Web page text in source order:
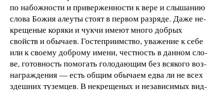
по на­бож­но­с­ти и при­вер­жен­но­с­ти к ве­ре и слы­ша­нию
сло­ва Бо­жия але­у­ты сто­ят в пер­вом раз­ря­де. Да­же не­
кре­ще­ные ко­ря­ки и чук­чи име­ют мно­го до­б­рых
свойств и обы­ча­ев. Гос­те­при­им­ст­во, ува­же­ние к се­бе
или к сво­е­му до­б­ро­му име­ни, че­ст­ность в дан­ном сло­
ве, го­тов­ность по­мо­гать го­ло­да­ю­щим без вся­ко­го воз­
на­г­раж­де­ния — есть об­щим обы­ча­ем ед­ва ли не всех
здеш­них ту­зем­цев. В не­кре­ще­ных ине­за­ви­си­мых вид­